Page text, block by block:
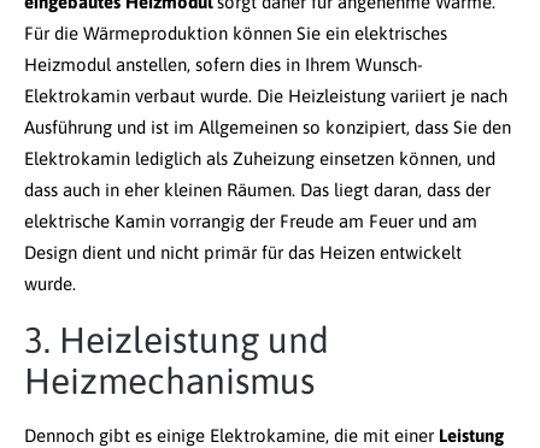
Für die Wärmeproduktion können Sie ein elektrisches
Heizmodul anstellen, sofern dies in Ihrem Wunsch-
Elektrokamin verbaut wurde. Die Heizleistung variiert je nach
Ausführung und ist im Allgemeinen so konzipiert, dass Sie den
Elektrokamin lediglich als Zuheizung einsetzen können, und
dass auch in eher kleinen Räumen. Das liegt daran, dass der
elektrische Kamin vorrangig der Freude am Feuer und am
Design dient und nicht primär für das Heizen entwickelt
wurde.
3. Heizleistung und
Heizmechanismus
Dennoch gibt es einige Elektrokamine, die mit einer Leistung